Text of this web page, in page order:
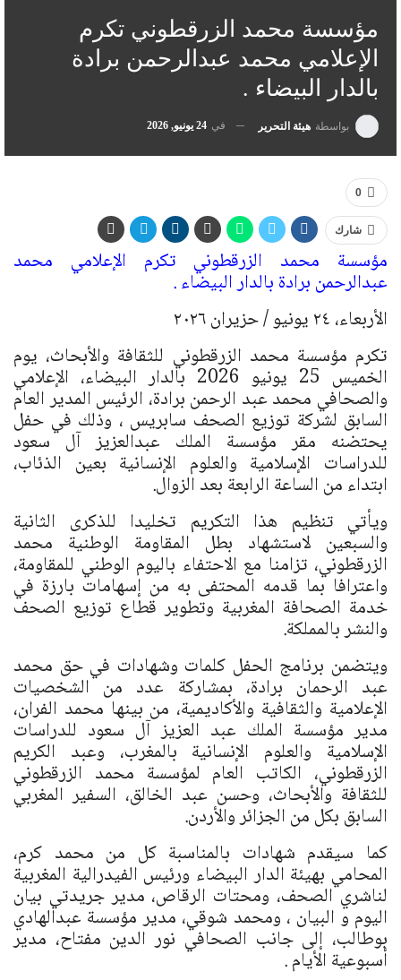
مؤسسة محمد الزرقطوني تكرم
الإعلامي محمد عبدالرحمن برادة
بالدار البيضاء .
بواسطة هيئة التحرير في 24 يونيو, 2026
0
شارك
مؤسسة محمد الزرقطوني تكرم الإعلامي محمد
عبدالرحمن برادة بالدار البيضاء .
الأربعاء، ٢٤ يونيو / حزيران ٢٠٢٦
تكرم مؤسسة محمد الزرقطوني للثقافة والأبحاث، يوم
الخميس 25 يونيو 2026 بالدار البيضاء، الإعلامي
والصحافي محمد عبد الرحمن برادة، الرئيس المدير العام
السابق لشركة توزيع الصحف سابريس ، وذلك في حفل
يحتضنه مقر مؤسسة الملك عبدالعزيز آل سعود
للدراسات الإسلامية والعلوم الإنسانية بعين الذئاب،
ابتداء من الساعة الرابعة بعد الزوال.
ويأتي تنظيم هذا التكريم تخليدا للذكرى الثانية
والسبعين لاستشهاد بطل المقاومة الوطنية محمد
الزرقطوني، تزامنا مع الاحتفاء باليوم الوطني للمقاومة،
واعترافا بما قدمه المحتفى به من إسهامات بارزة في
خدمة الصحافة المغربية وتطوير قطاع توزيع الصحف
والنشر بالمملكة.
ويتضمن برنامج الحفل كلمات وشهادات في حق محمد
عبد الرحمان برادة، بمشاركة عدد من الشخصيات
الإعلامية والثقافية والأكاديمية، من بينها محمد الفران،
مدير مؤسسة الملك عبد العزيز آل سعود للدراسات
الإسلامية والعلوم الإنسانية بالمغرب، وعبد الكريم
الزرقطوني، الكاتب العام لمؤسسة محمد الزرقطوني
للثقافة والأبحاث، وحسن عبد الخالق، السفير المغربي
السابق بكل من الجزائر والأردن.
كما سيقدم شهادات بالمناسبة كل من محمد كرم،
المحامي بهيئة الدار البيضاء ورئيس الفيدرالية المغربية
لناشري الصحف، ومحتات الرقاص، مدير جريدتي بيان
اليوم و البيان ، ومحمد شوقي، مدير مؤسسة عبدالهادي
بوطالب، إلى جانب الصحافي نور الدين مفتاح، مدير
أسبوعية الأيام .